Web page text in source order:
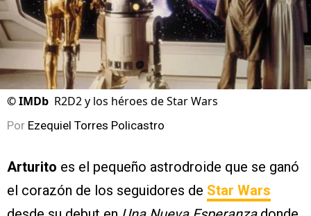
©IMDb R2D2 y los héroes de Star Wars
Por Ezequiel Torres Policastro
Arturito es el pequeño astrodroide que se ganó
el corazón de los seguidores de Star Wars